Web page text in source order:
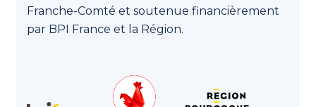
Franche-Comté et soutenue financièrement
par BPI France et la Région.